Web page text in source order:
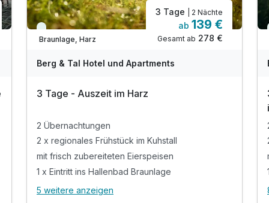
Viele Termine frei
Braunlage, Harz
3 Tage | 2 Nächte
ab 139 €
Gesamt ab 278 €
Berg & Tal Hotel und Apartments
3 Tage - Auszeit im Harz
2 Übernachtungen
2 x regionales Frühstück im Kuhstall
mit frisch zubereiteten Eierspeisen
1 x Eintritt ins Hallenbad Braunlage
Alle Inklusivleistungen
5 weitere anzeigen